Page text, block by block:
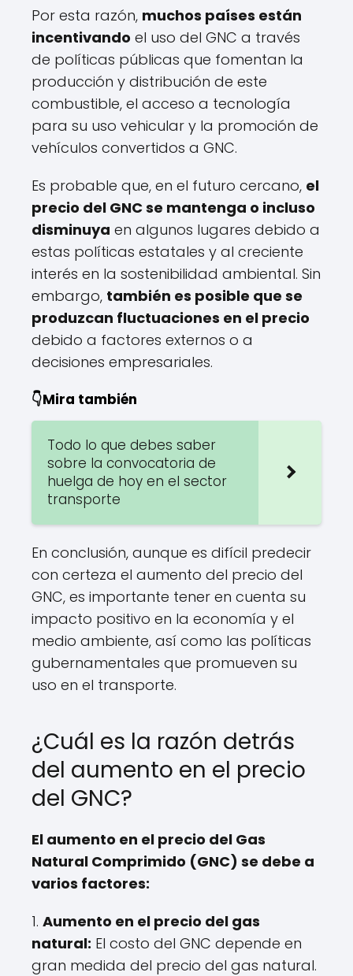
Por esta razón, muchos países están
incentivando el uso del GNC a través
de políticas públicas que fomentan la
producción y distribución de este
combustible, el acceso a tecnología
para su uso vehicular y la promoción de
vehículos convertidos a GNC.
Es probable que, en el futuro cercano, el
precio del GNC se mantenga o incluso
disminuya en algunos lugares debido a
estas políticas estatales y al creciente
interés en la sostenibilidad ambiental. Sin
embargo, también es posible que se
produzcan fluctuaciones en el precio
debido a factores externos o a
decisiones empresariales.
👇Mira también
Todo lo que debes saber
sobre la convocatoria de
huelga de hoy en el sector
transporte
En conclusión, aunque es difícil predecir
con certeza el aumento del precio del
GNC, es importante tener en cuenta su
impacto positivo en la economía y el
medio ambiente, así como las políticas
gubernamentales que promueven su
uso en el transporte.
¿Cuál es la razón detrás
del aumento en el precio
del GNC?
El aumento en el precio del Gas
Natural Comprimido (GNC) se debe a
varios factores:
1. Aumento en el precio del gas
natural: El costo del GNC depende en
gran medida del precio del gas natural.